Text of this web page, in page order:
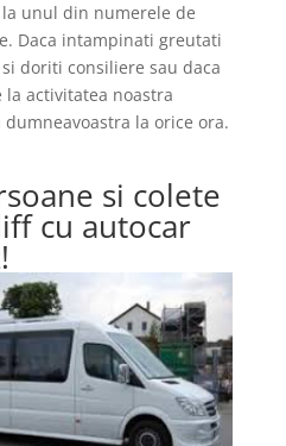
unul din numerele de
Daca intampinati greutati
doriti consiliere sau daca
activitatea noastra
la orice ora.
si colete
cu autocar